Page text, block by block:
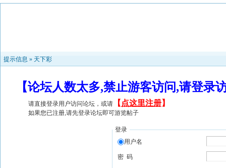
提示信息 » 天下彩
【论坛人数太多,禁止游客访问,请登
请直接登录用户访问论坛，或请 【 点这里注册】
如果您已注册,请先登录论坛即可游览帖子
登录
用户名
密 码